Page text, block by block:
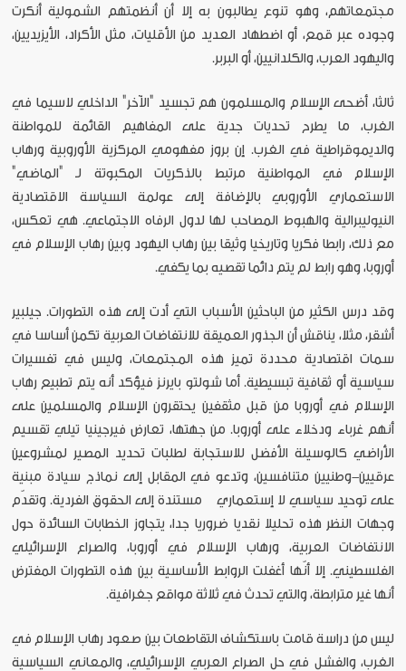
مجتمعاتهم، وهو تنوع يطالبون به إلا أن أنظمتهم الشمولية أنكرت
وجوده عبر قمع، أو اضطهاد العديد من الأقليات، مثل الأكراد، الأيزيديين،
واليهود العرب، والكلدانيين، أو البربر.
ثالثا، أضحى الإسلام والمسلمون هم تجسيد "الآخر" الداخلي لاسيما في
الغرب، ما يطرح تحديات جدية على المفاهيم القائمة للمواطنة
والديموقراطية في الغرب. إن بروز مفهومي المركزية الأوروبية ورهاب
الإسلام في المواطنية مرتبط بالذكريات المكبوتة لـ "الماضي"
الاستعماري الأوروبي بالإضافة إلى عولمة السياسة الاقتصادية
النيوليبرالية والهبوط المصاحب لها لدول الرفاه الاجتماعي. هي تعكس،
مع ذلك، رابطا فكريا وتاريخيا وثيقا بين رهاب اليهود وبين رهاب الإسلام في
أوروبا، وهو رابط لم يتم دائما تقصيه بما يكفي.
وقد درس الكثير من الباحثين الأسباب التي أدت إلى هذه التطورات. جيلبير
أشقر، مثلا، يناقش أن الجذور العميقة للانتفاضات العربية تكمن أساسا في
سمات اقتصادية محددة تميز هذه المجتمعات، وليس في تفسيرات
سياسية أو ثقافية تبسيطية. أما شولتو بايرنز فيؤكد أنه يتم تطبيع رهاب
الإسلام في أوروبا من قبل مثقفين يحتقرون الإسلام والمسلمين على
أنهم غرباء ودخلاء على أوروبا. من جهتها، تعارض فيرجينيا تيلي تقسيم
الأراضي كالوسيلة الأفضل للاستجابة لطلبات تحديد المصير لمشروعين
عرقيين-وطنيين متنافسين، وتدعو في المقابل إلى نماذج سيادة مبنية
على توحيد سياسي لا إستعماري مستندة إلى الحقوق الفردية. وتقدّم
وجهات النظر هذه تحليلا نقديا ضروريا جدا، يتجاوز الخطابات السائدة حول
الانتفاضات العربية، ورهاب الإسلام في أوروبا، والصراع الإسرائيلي
الفلسطيني. إلا أنّها أغفلت الروابط الأساسية بين هذه التطورات المفترض
أنها غير مترابطة، والتي تحدث في ثلاثة مواقع جغرافية.
ليس من دراسة قامت باستكشاف التقاطعات بين صعود رهاب الإسلام في
الغرب، والفشل في حل الصراع العربي الإسرائيلي، والمعاني السياسية